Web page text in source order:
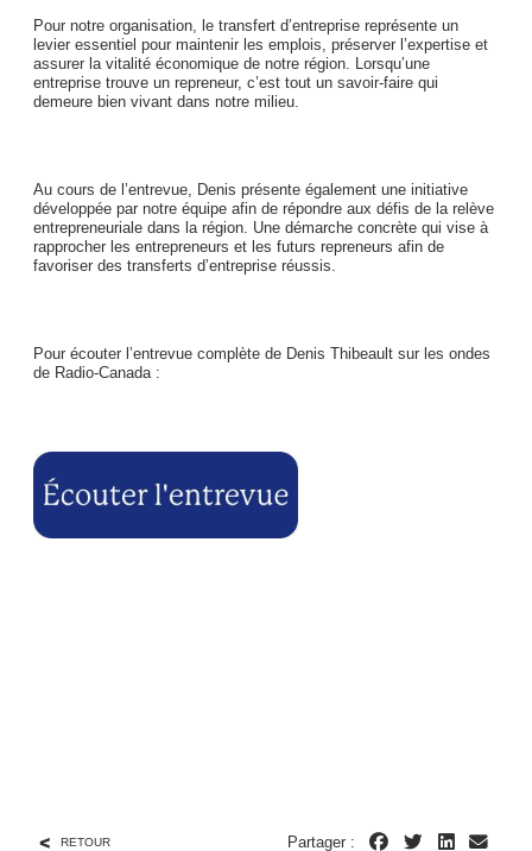
Pour notre organisation, le transfert d’entreprise représente un
levier essentiel pour maintenir les emplois, préserver l’expertise et
assurer la vitalité économique de notre région. Lorsqu’une
entreprise trouve un repreneur, c’est tout un savoir-faire qui
demeure bien vivant dans notre milieu.
Au cours de l’entrevue, Denis présente également une initiative
développée par notre équipe afin de répondre aux défis de la relève
entrepreneuriale dans la région. Une démarche concrète qui vise à
rapprocher les entrepreneurs et les futurs repreneurs afin de
favoriser des transferts d’entreprise réussis.
Pour écouter l’entrevue complète de Denis Thibeault sur les ondes
de Radio-Canada :
RETOUR Partager :